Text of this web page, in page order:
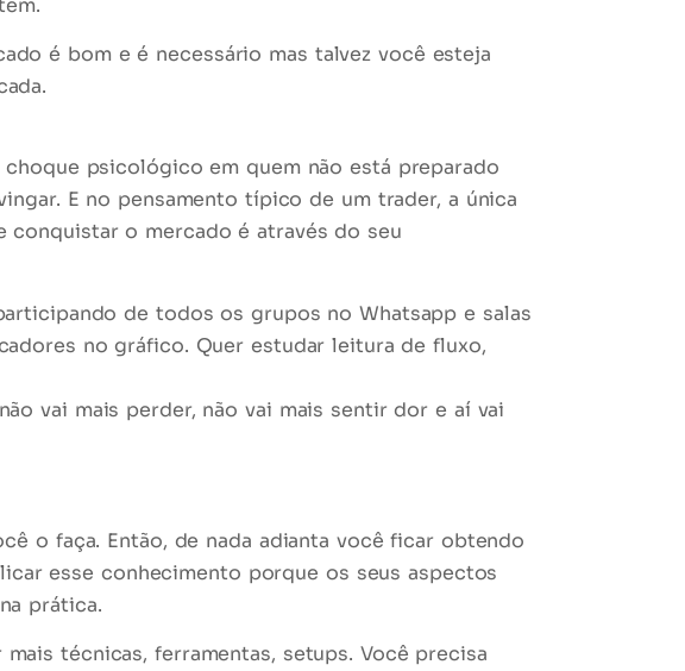
é bom e é necessário mas talvez você esteja
psicológico em quem não está preparado
E no pensamento típico de um trader, a única
conquistar o mercado é através do seu
de todos os grupos no Whatsapp e salas
no gráfico. Quer estudar leitura de fluxo,
vai mais perder, não vai mais sentir dor e aí vai
o faça. Então, de nada adianta você ficar obtendo
esse conhecimento porque os seus aspectos
prática.
técnicas, ferramentas, setups. Você precisa